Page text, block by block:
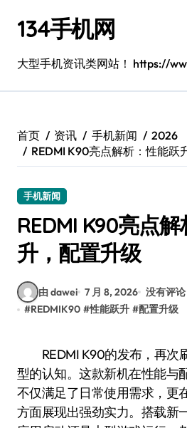
134手机网
大型手机资讯类网站！ https://
首页 资讯 手机新闻
2026
REDMI K90亮点解析：性能跃
手机新闻
REDMI K90亮点
升，配置升级
由 dawei 7 月 8, 2026 没有评论
#REDMIK90 #性能跃升 #配置升级
REDMI K90的发布，再次刷新了人们对中端机
型的认知。这款新机在性能与
不仅满足了日常使用需求，更
方面展现出强劲实力。搭载新